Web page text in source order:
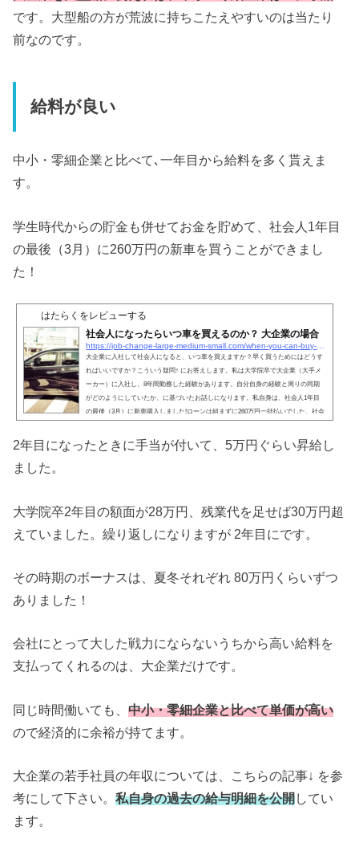
です。大型船の方が荒波に持ちこたえやすいのは当たり
前なのです。
給料が良い
中小・零細企業と比べて､一年目から給料を多く貰えま
す。
学生時代からの貯金も併せてお金を貯めて、社会人1年目
の最後（3月）に260万円の新車を買うことができまし
た！
はたらくをレビューする
社会人になったらいつ車を買えるのか？ 大企業の場合
大企業に入社して社会人になると、いつ車を買えますか？早く買うためにはどうす
ればいいですか？こういう疑問↑ にお答えします。私は大学院卒で大企業（大手メ
ーカー）に入社し、8年間勤務した経験があります。自分自身の経験と周りの同期
がどのようにしていたか、に基づいたお話しになります。私自身は、社会人1年目
の最後（3月）に新車購入しました!ローンは組まずに260万円一括払いでした。社会
車はお金を借りさえすれば、いつでも買えます。私は愛知...
2年目になったときに手当が付いて、5万円ぐらい昇給し
ました。
大学院卒2年目の額面が28万円、残業代を足せば30万円超
えていました。繰り返しになりますが 2年目にです。
その時期のボーナスは、夏冬それぞれ 80万円くらいずつ
ありました！
会社にとって大した戦力にならないうちから高い給料を
支払ってくれるのは、大企業だけです。
同じ時間働いても、中小・零細企業と比べて単価が高い
ので経済的に余裕が持てます。
大企業の若手社員の年収については、こちらの記事↓ を参
考にして下さい。私自身の過去の給与明細を公開してい
ます。